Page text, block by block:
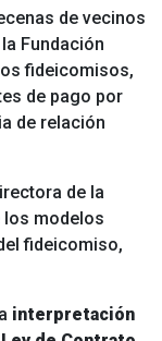
de vecinos
Fundación
fideicomisos,
de pago por
de relación
de la
los modelos
fideicomiso,
interpretación